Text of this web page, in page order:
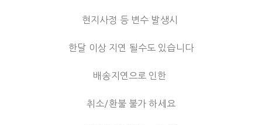
현지사정 등 변수 발생시
한달 이상 지연 될수도 있습니다
배송지연으로 인한
취소/환불 불가 하세요